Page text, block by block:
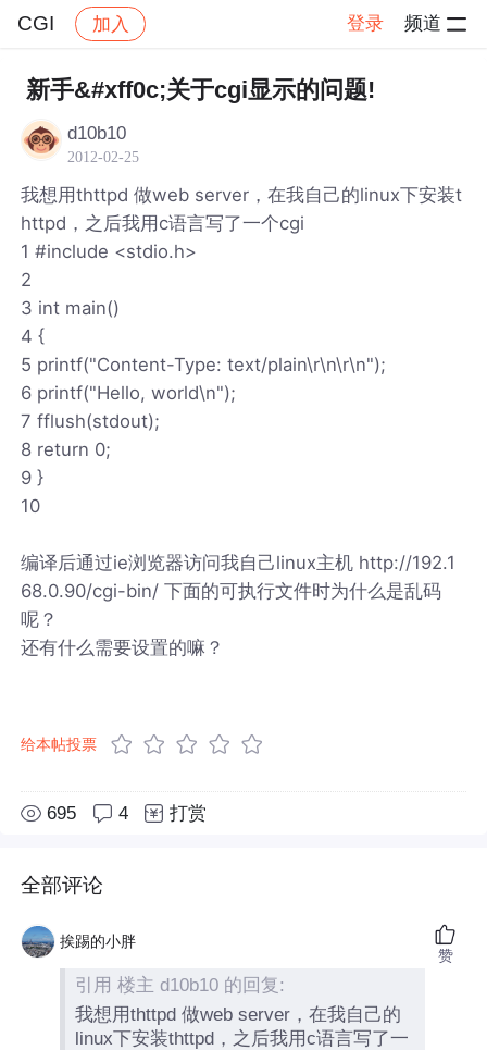
CGI 加入 登录 频道
社区 CGI 帖子详情
新手&#xff0c;关于cgi显示的问题!
d10b10
2012-02-25
我想用thttpd 做web server，在我自己的linux下安装t
httpd，之后我用c语言写了一个cgi
1 #include <stdio.h>
2
3 int main()
4 {
5 printf("Content-Type: text/plain\r\n\r\n");
6 printf("Hello, world\n");
7 fflush(stdout);
8 return 0;
9 }
10
编译后通过ie浏览器访问我自己linux主机 http://192.1
68.0.90/cgi-bin/ 下面的可执行文件时为什么是乱码
呢？
还有什么需要设置的嘛？
给本帖投票
695 4 打赏
全部评论
挨踢的小胖
引用 楼主 d10b10 的回复:
我想用thttpd 做web server，在我自己的
linux下安装thttpd，之后我用c语言写了一
赞